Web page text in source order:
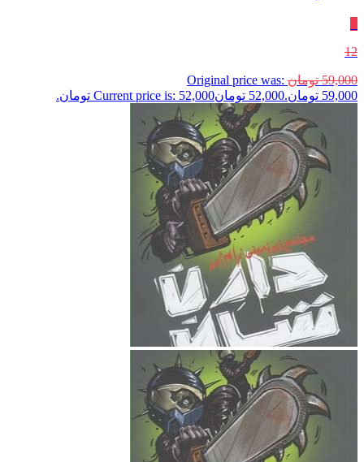
12
59,000 تومان Original price was:
59,000 تومان.
52,000 تومانCurrent price is: 52,000 تومان.